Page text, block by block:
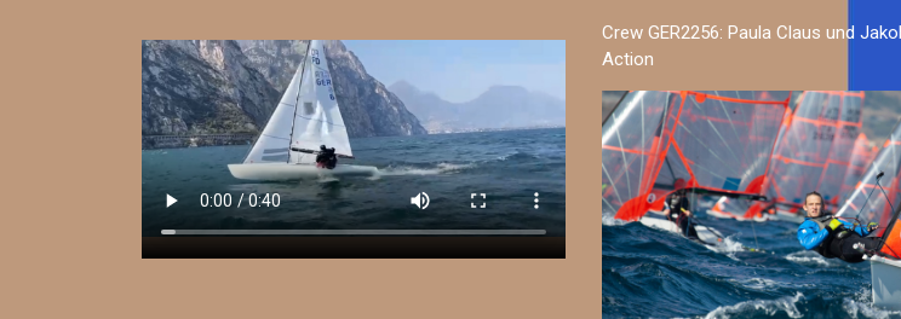
Crew GER2256: Paula Claus und
Action